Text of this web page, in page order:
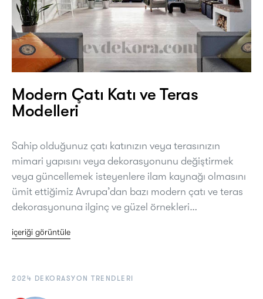
Modern Çatı Katı ve Teras
Modelleri
Sahip olduğunuz çatı katınızın veya terasınızın
mimari yapısını veya dekorasyonunu değiştirmek
veya güncellemek isteyenlere ilam kaynağı olmasını
ümit ettiğimiz Avrupa’dan bazı modern çatı ve teras
dekorasyonuna ilginç ve güzel örnekleri…
içeriği görüntüle
2024 DEKORASYON TRENDLERI